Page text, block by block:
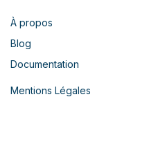
À propos
Blog
Documentation
Mentions Légales